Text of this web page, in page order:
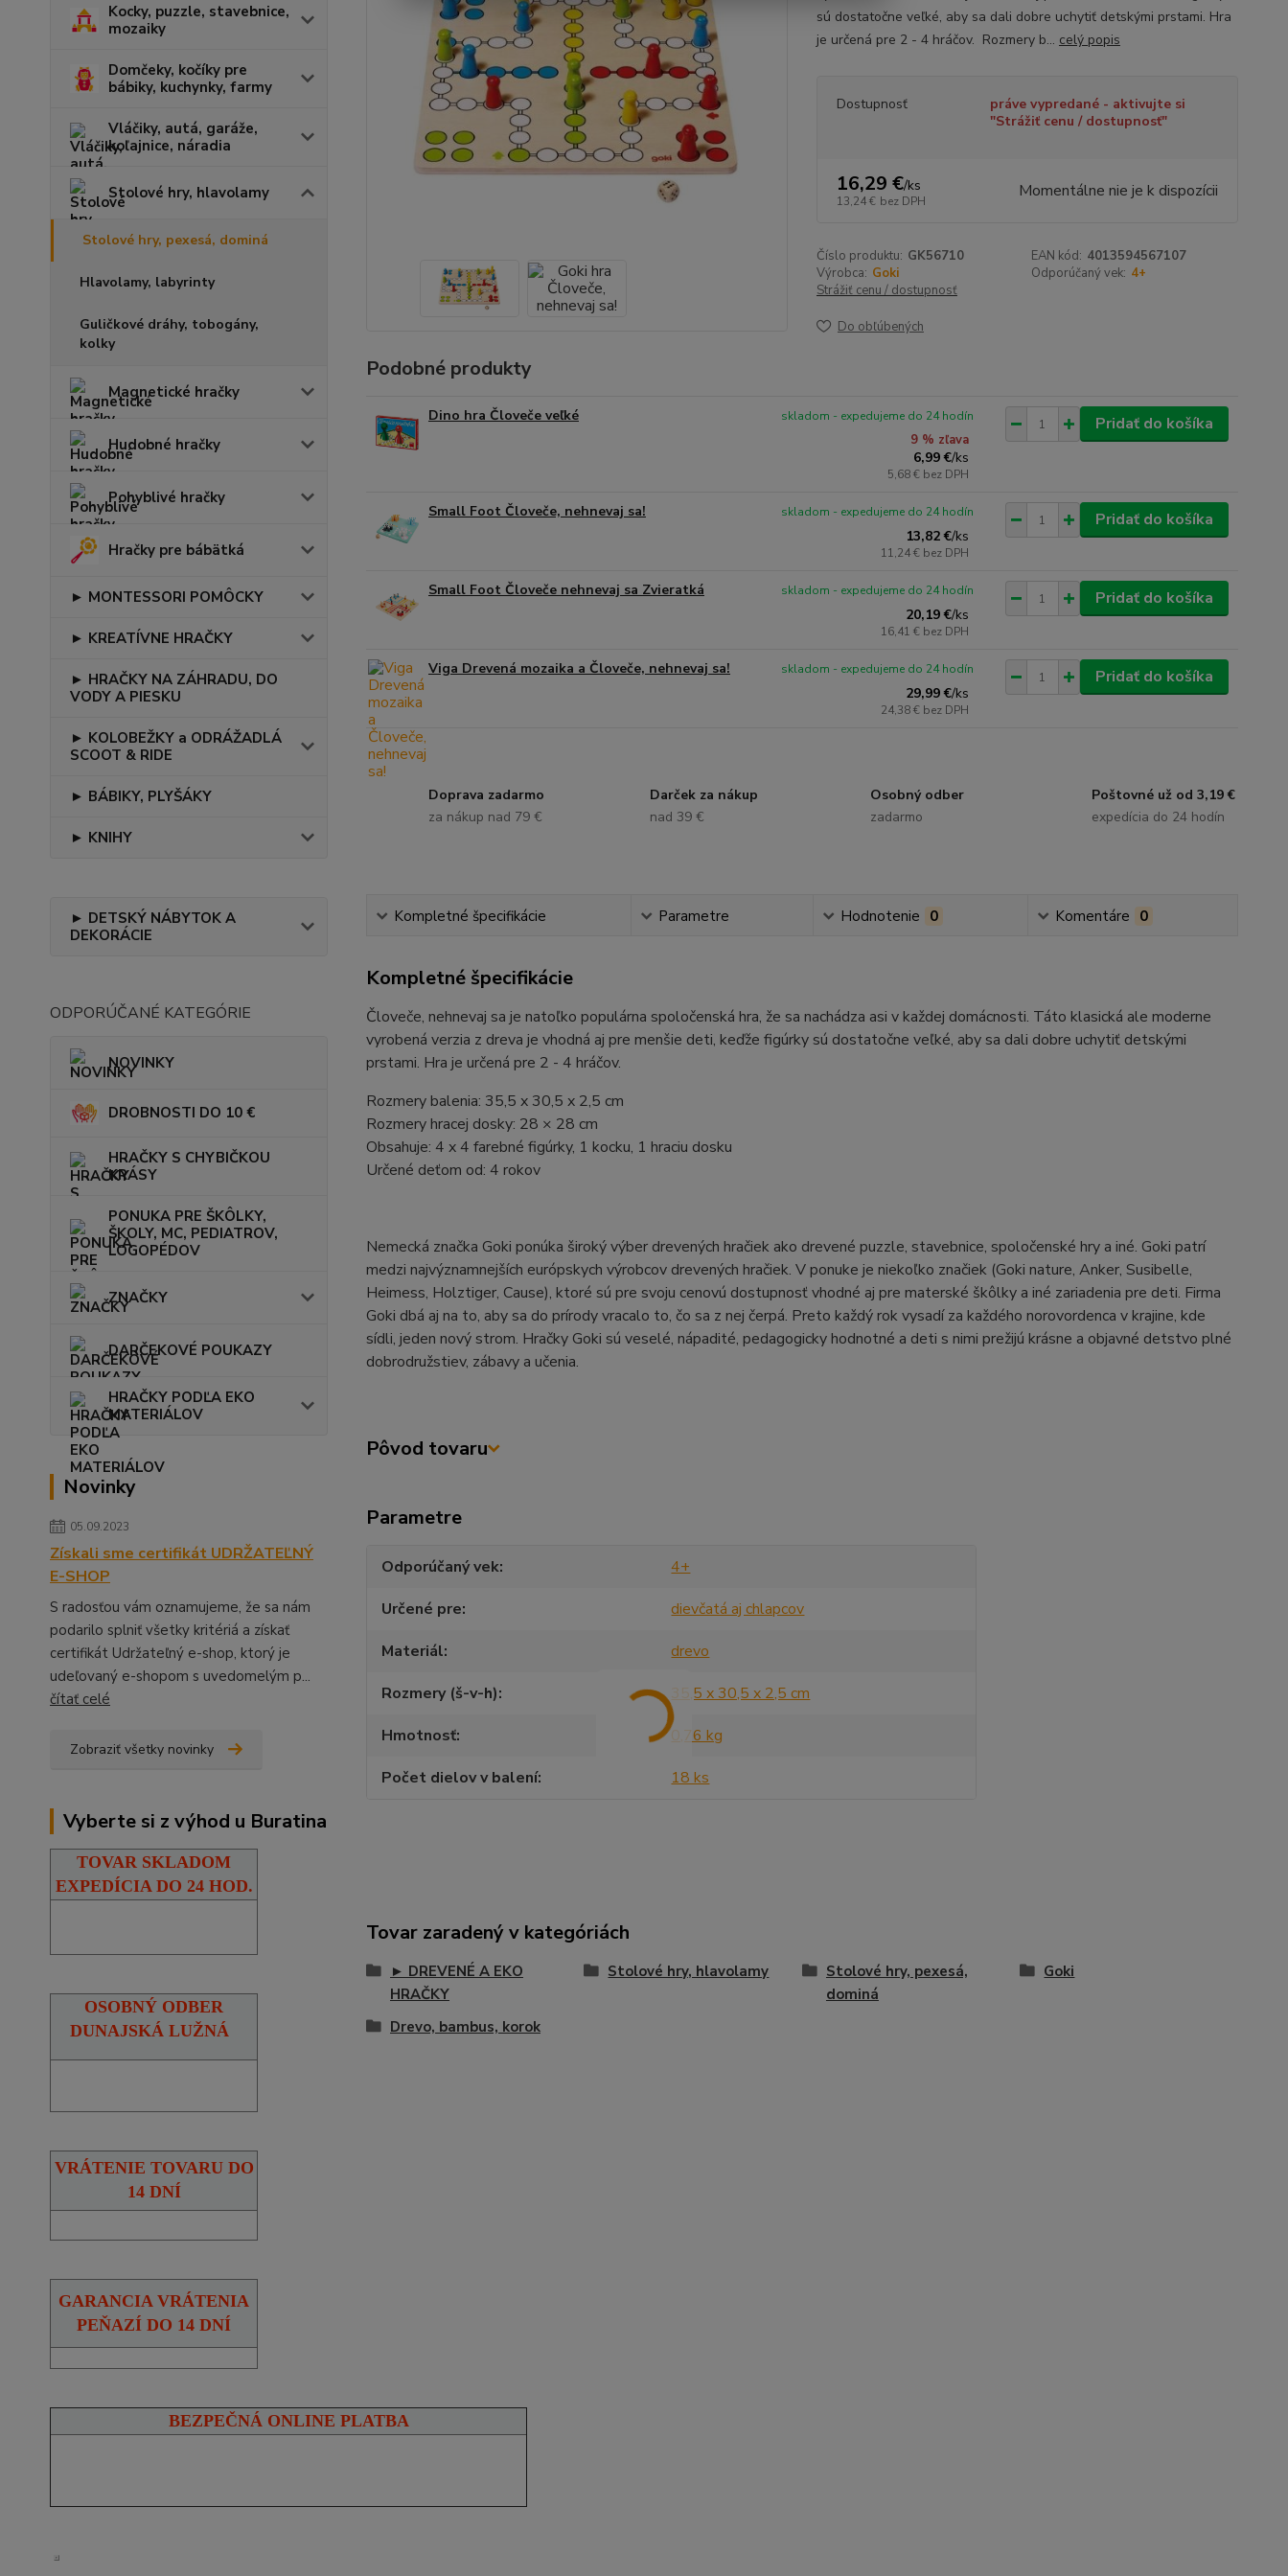
Kocky, puzzle, stavebnice,
mozaiky
Domčeky, kočíky pre
bábiky, kuchynky, farmy
Vláčiky, autá, garáže,
koľajnice, náradia
Stolové hry, hlavolamy
Stolové hry, pexesá, dominá
Hlavolamy, labyrinty
Guličkové dráhy, tobogány,
kolky
Magnetické hračky
Hudobné hračky
Pohyblivé hračky
Hračky pre bábätká
► MONTESSORI POMÔCKY
► KREATÍVNE HRAČKY
► HRAČKY NA ZÁHRADU, DO
VODY A PIESKU
► KOLOBEŽKY a ODRÁŽADLÁ
SCOOT & RIDE
► BÁBIKY, PLYŠÁKY
► KNIHY
► DETSKÝ NÁBYTOK A
DEKORÁCIE
ODPORÚČANÉ KATEGÓRIE
NOVINKY
DROBNOSTI DO 10 €
HRAČKY S CHYBIČKOU
KRÁSY
PONUKA PRE ŠKÔLKY,
ŠKOLY, MC, PEDIATROV,
LOGOPÉDOV
ZNAČKY
DARČEKOVÉ POUKAZY
HRAČKY PODĽA EKO
MATERIÁLOV
Novinky
05.09.2023
Získali sme certifikát UDRŽATEĽNÝ
E-SHOP
S radosťou vám oznamujeme, že sa nám
podarilo splniť všetky kritériá a získať
certifikát Udržateľný e-shop, ktorý je
udeľovaný e-shopom s uvedomelým p...
čítať celé
Zobraziť všetky novinky
Vyberte si z výhod u Buratina
TOVAR SKLADOM
EXPEDÍCIA DO 24 HOD.
OSOBNÝ ODBER
DUNAJSKÁ LUŽNÁ
VRÁTENIE TOVARU DO
14 DNÍ
GARANCIA VRÁTENIA
PEŇAZÍ DO 14 DNÍ
BEZPEČNÁ ONLINE PLATBA
sú dostatočne veľké, aby sa dali dobre uchytiť detskými prstami. Hra
je určená pre 2 - 4 hráčov. Rozmery b... celý popis
Dostupnosť
práve vypredané - aktivujte si
"Strážiť cenu / dostupnosť"
16,29 €/ks
13,24 € bez DPH Momentálne nie je k dispozícii
Číslo produktu: GK56710 EAN kód: 4013594567107
Výrobca: Goki Odporúčaný vek: 4+
Strážiť cenu / dostupnosť
Do obľúbených
Podobné produkty
Dino hra Človeče veľké
9 % zľava
6,99 €/ks
5,68 € bez DPH
skladom - expedujeme do 24 hodín Pridať do košíka
Small Foot Človeče, nehnevaj sa!
13,82 €/ks
11,24 € bez DPH
skladom - expedujeme do 24 hodín Pridať do košíka
Small Foot Človeče nehnevaj sa Zvieratká
20,19 €/ks
16,41 € bez DPH
skladom - expedujeme do 24 hodín Pridať do košíka
Viga Drevená mozaika a Človeče, nehnevaj sa!
29,99 €/ks
24,38 € bez DPH
skladom - expedujeme do 24 hodín Pridať do košíka
Doprava zadarmo
za nákup nad 79 €
Darček za nákup
nad 39 €
Osobný odber
zadarmo
Poštovné už od 3,19 €
expedícia do 24 hodín
Kompletné špecifikácie Parametre Hodnotenie 0 Komentáre 0
Kompletné špecifikácie
Človeče, nehnevaj sa je natoľko populárna spoločenská hra, že sa nachádza asi v každej domácnosti. Táto klasická ale moderne
vyrobená verzia z dreva je vhodná aj pre menšie deti, keďže figúrky sú dostatočne veľké, aby sa dali dobre uchytiť detskými
prstami. Hra je určená pre 2 - 4 hráčov.
Rozmery balenia: 35,5 x 30,5 x 2,5 cm
Rozmery hracej dosky: 28 × 28 cm
Obsahuje: 4 x 4 farebné figúrky, 1 kocku, 1 hraciu dosku
Určené deťom od: 4 rokov
Nemecká značka Goki ponúka široký výber drevených hračiek ako drevené puzzle, stavebnice, spoločenské hry a iné. Goki patrí
medzi najvýznamnejších európskych výrobcov drevených hračiek. V ponuke je niekoľko značiek (Goki nature, Anker, Susibelle,
Heimess, Holztiger, Cause), ktoré sú pre svoju cenovú dostupnosť vhodné aj pre materské škôlky a iné zariadenia pre deti. Firma
Goki dbá aj na to, aby sa do prírody vracalo to, čo sa z nej čerpá. Preto každý rok vysadí za každého norovordenca v krajine, kde
sídli, jeden nový strom. Hračky Goki sú veselé, nápadité, pedagogicky hodnotné a deti s nimi prežijú krásne a objavné detstvo plné
dobrodružstiev, zábavy a učenia.
Pôvod tovaru
Parametre
Odporúčaný vek
4+
Určené pre
dievčatá aj chlapcov
Materiál
drevo
Rozmery (š-v-h)
35,5 x 30,5 x 2,5 cm
Hmotnosť
0,76 kg
Počet dielov v balení
18 ks
Tovar zaradený v kategóriách
► DREVENÉ A EKO
HRAČKY
Stolové hry, hlavolamy
Stolové hry, pexesá,
dominá
Goki
Drevo, bambus, korok